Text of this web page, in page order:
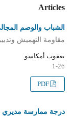
Articles
الشباب والوصم
مقاومة التهميش
يعقوب أمكاسو
1-26
PDF
درجة ممارسة مديري